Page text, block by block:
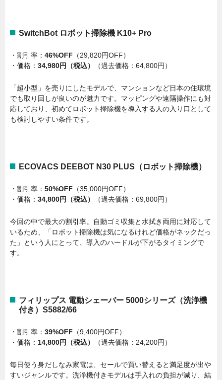
SwitchBot ロボット掃除機 K10+ Pro
・割引率： 46%OFF （29,820円OFF）
・価格： 34,980円（税込） （過去価格：64,800円）
「超小型」を売りにしたモデルで、マンションなど日本の住環境
でも取り回しが良いのが魅力です。マッピングや遠隔操作にも対
応しており、初めてロボット掃除機を導入する人の入り口として
も検討しやすい条件です。
ECOVACS DEEBOT N30 PLUS（ロボット掃除機）
・割引率： 50%OFF （35,000円OFF）
・価格： 34,800円（税込） （過去価格：69,800円）
今回の中で最大の割引率。自動ゴミ収集と水拭き両用に対応して
いるため、「ロボット掃除機は気になるけれど価格がネックだっ
た」という人にとって、導入のハードルが下がるタイミングで
す。
フィリップス 電動シェーバー 5000シリーズ（洗浄機
付き）S5882/66
・割引率： 39%OFF （9,400円OFF）
・価格： 14,800円（税込） （過去価格：24,200円）
毎日使う身だしなみ家電は、セールで買い替えると満足度が出や
すいジャンルです。洗浄機付きモデルは手入れの負担が減り、結